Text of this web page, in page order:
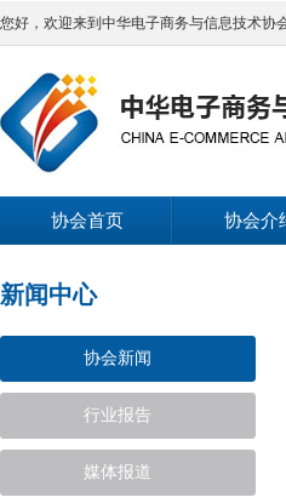
您好，欢迎来到中华电子商务与信息技术协
协会首页 协会介
新闻中心
协会新闻
行业报告
媒体报道